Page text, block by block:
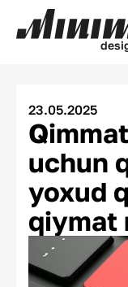
desi
23.05.2025
uchun
yoxud
qiymat